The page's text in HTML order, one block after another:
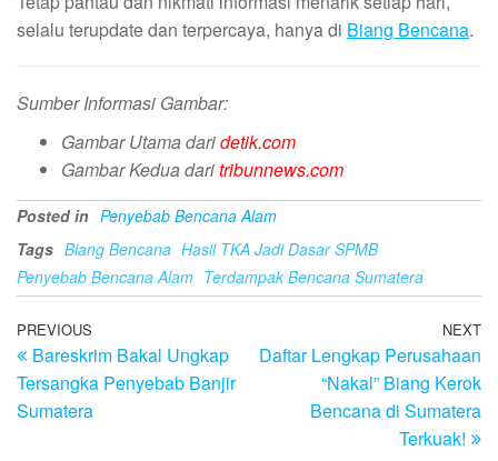
selalu terupdate dan terpercaya, hanya di Biang Bencana.
Sumber Informasi Gambar:
Gambar Utama daridetik.com
Gambar Kedua daritribunnews.com
Posted in Penyebab Bencana Alam
Tags Biang Bencana Hasil TKA Jadi Dasar SPMB
Penyebab Bencana Alam Terdampak Bencana Sumatera
Post
navigation
Previous
Post
PREVIOUS
Bareskrim Bakal Ungkap
Tersangka Penyebab Banjir
Sumatera
NEXT
Daftar Lengkap Perusahaan
“Nakal” Biang Kerok
Bencana di Sumatera
Terkuak!